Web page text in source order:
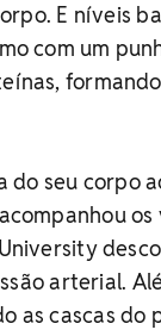
E níveis
com um
do seu corpo
arterial.
as cascas do